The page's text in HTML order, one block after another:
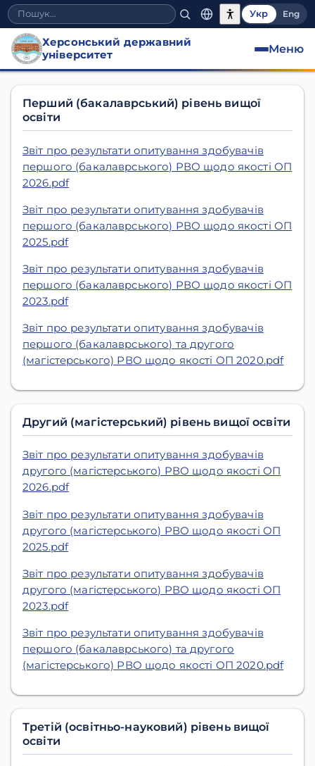
Укр Eng
Херсонський державний
університет
Меню
Якість освітніх програм
Перший (бакалаврський) рівень вищої
освіти
Звіт про результати опитування здобувачів
першого (бакалаврського) РВО щодо якості ОП
2026.pdf
Звіт про результати опитування здобувачів
першого (бакалаврського) РВО щодо якості ОП
2025.pdf
Звіт про результати опитування здобувачів
першого (бакалаврського) РВО щодо якості ОП
2023.pdf
Звіт про результати опитування здобувачів
першого (бакалаврського) та другого
(магістерського) РВО щодо якості ОП 2020.pdf
Другий (магістерський) рівень вищої освіти
Звіт про результати опитування здобувачів
другого (магістерського) РВО щодо якості ОП
2026.pdf
Звіт про результати опитування здобувачів
другого (магістерського) РВО щодо якості ОП
2025.pdf
Звіт про результати опитування здобувачів
другого (магістерського) РВО щодо якості ОП
2023.pdf
Звіт про результати опитування здобувачів
першого (бакалаврського) та другого
(магістерського) РВО щодо якості ОП 2020.pdf
Третій (освітньо-науковий) рівень вищої
освіти